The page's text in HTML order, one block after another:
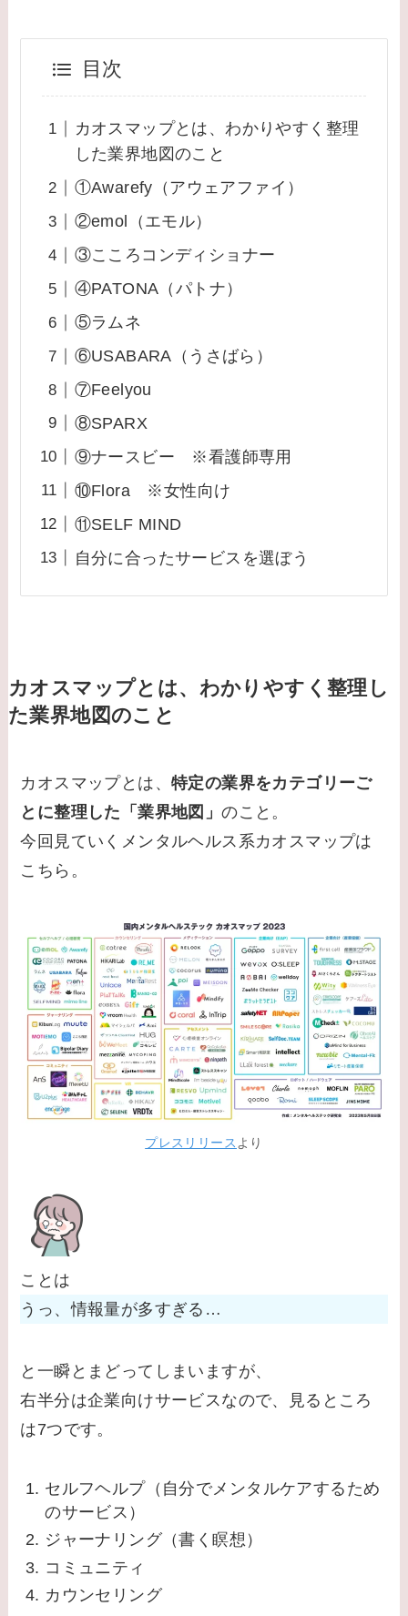
目次
カオスマップとは、わかりやすく整理
した業界地図のこと
①Awarefy（アウェアファイ）
②emol（エモル）
③こころコンディショナー
④PATONA（パトナ）
⑤ラムネ
⑥USABARA（うさばら）
⑦Feelyou
⑧SPARX
⑨ナースビー ※看護師専用
⑩Flora ※女性向け
⑪SELF MIND
自分に合ったサービスを選ぼう
カオスマップとは、わかりやすく整理し
た業界地図のこと
カオスマップとは、特定の業界をカテゴリーご
とに整理した「業界地図」のこと。
今回見ていくメンタルヘルス系カオスマップは
こちら。
プレスリリース より
ことは
うっ、情報量が多すぎる…
と一瞬とまどってしまいますが、
右半分は企業向けサービスなので、見るところ
は7つです。
セルフヘルプ（自分でメンタルケアするため
のサービス）
ジャーナリング（書く瞑想）
コミュニティ
カウンセリング